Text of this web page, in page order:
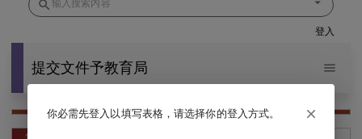
登入
提交文件予教育局
你必需先登入以填写表格，请选择你的登入方式。